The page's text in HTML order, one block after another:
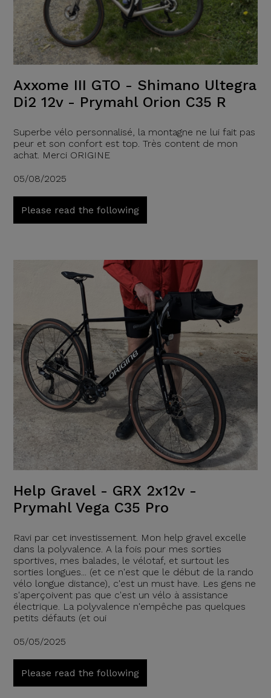
Axxome III GTO - Shimano Ultegra
Di2 12v - Prymahl Orion C35 R
Superbe vélo personnalisé, la montagne ne lui fait pas
peur et son confort est top. Très content de mon
achat. Merci ORIGINE
05/08/2025
Please read the following
Help Gravel - GRX 2x12v -
Prymahl Vega C35 Pro
Ravi par cet investissement. Mon help gravel excelle
dans la polyvalence. A la fois pour mes sorties
sportives, mes balades, le vélotaf, et surtout les
sorties longues... (et ce n'est que le début de la rando
vélo longue distance), c'est un must have. Les gens ne
s'aperçoivent pas que c'est un vélo à assistance
électrique. La polyvalence n'empêche pas quelques
petits défauts (et oui
05/05/2025
Please read the following